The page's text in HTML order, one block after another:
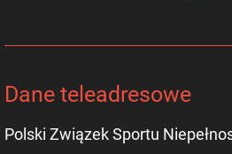
Dane teleadresowe
Polski Związek Sportu